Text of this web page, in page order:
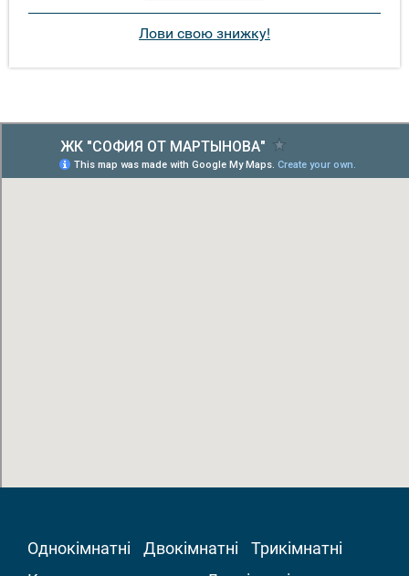
Лови свою знижку!
Однокімнатні Двокімнатні
Трикімнатні